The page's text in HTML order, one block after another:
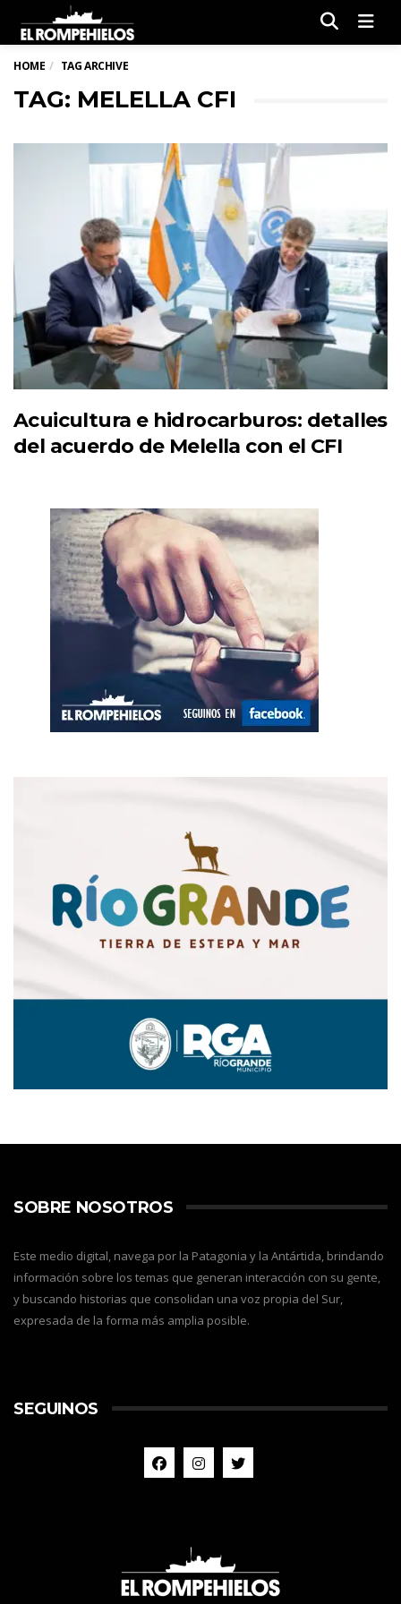
HOME TAG ARCHIVE
TAG: MELELLA CFI
Acuicultura e hidrocarburos: detalles
del acuerdo de Melella con el CFI
SOBRE NOSOTROS
Este medio digital, navega por la Patagonia y la Antártida, brindando
información sobre los temas que generan interacción con su gente,
y buscando historias que consolidan una voz propia del Sur,
expresada de la forma más amplia posible.
SEGUINOS